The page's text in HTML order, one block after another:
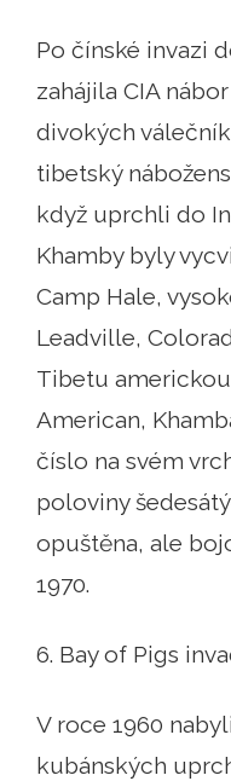
Po čínské invazi
zahájila CIA
divokých
tibetský
když uprchli do
Khamby byly
Camp Hale,
Leadville,
Tibetu
American,
číslo na svém
poloviny
opuštěna, ale
1970.
6. Bay of Pigs
V roce 1960
kubánských